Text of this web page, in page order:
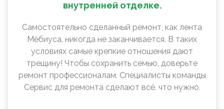
внутренней отделке.
Самостоятельно сделанный ремонт, как лента
Мëбиуса, никогда не заканчивается. В таких
условиях самые крепкие отношения дают
трещину! Чтобы сохранить семью, доверьте
ремонт профессионалам. Специалисты команды
Сервис для ремонта сделают всё, что нужно.